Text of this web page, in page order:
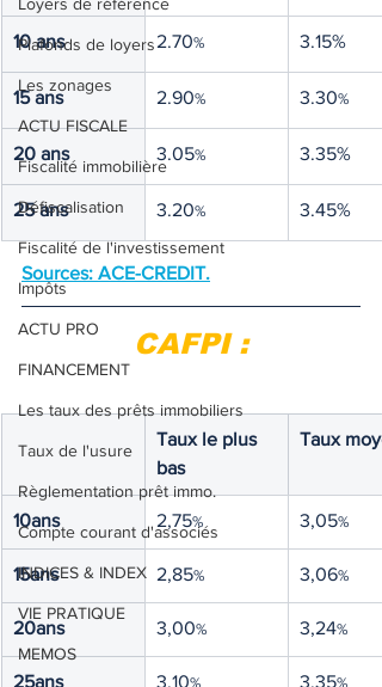
Plafonds de loyers
Les zonages
ACTU FISCALE
Fiscalité immobilière
Défiscalisation
Fiscalité de l'investissement
Impôts
ACTU PRO
FINANCEMENT
Les taux des prêts immobiliers
Taux de l'usure
Règlementation prêt immo.
Compte courant d'associés
INDICES & INDEX
VIE PRATIQUE
MEMOS
10 ans 2.70% 3.15%
15 ans 2.90% 3.30%
20 ans 3.05% 3.35%
25 ans 3.20% 3.45%
Sources: ACE-CREDIT.
CAFPI :
Taux le plus
bas
Taux
10ans 2,75% 3,05%
15ans 2,85% 3,06%
20ans 3,00% 3,24%
25ans 3,10% 3,35%